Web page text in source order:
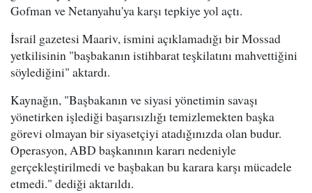
Gofman ve Netanyahu'ya karşı tepkiye yol açtı.
İsrail gazetesi Maariv, ismini açıklamadığı bir Mossad
yetkilisinin "başbakanın istihbarat teşkilatını mahvettiğini
söylediğini" aktardı.
Kaynağın, "Başbakanın ve siyasi yönetimin savaşı
yönetirken işlediği başarısızlığı temizlemekten başka
görevi olmayan bir siyasetçiyi atadığınızda olan budur.
Operasyon, ABD başkanının kararı nedeniyle
gerçekleştirilmedi ve başbakan bu karara karşı mücadele
etmedi." dediği aktarıldı.